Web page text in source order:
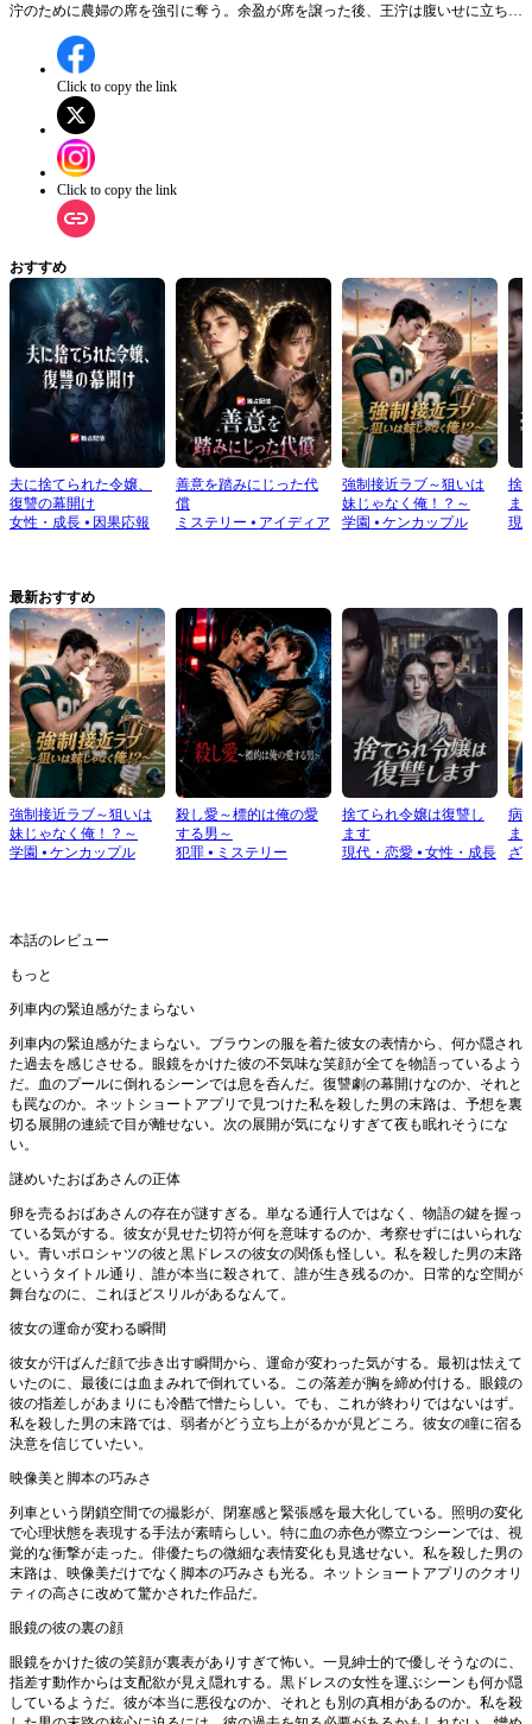
泞のために農婦の席を強引に奪う。余盈が席を譲った後、王泞は腹いせに立ち続
腹部を蹴って殺した。 余盈は、あの高速鉄道の場面にタイムリープする。彼女
はその農婦がマフィアの妻であることを知っており、最初は冷たく見ていたが、
やがて席を譲り、陸妄に警告する。しかし陸妄は聞かず、農婦を侮辱する。その
直後、駆けつけたマフィアのボスが激怒する。 その後の騒動の中で、農婦はグ
ループ会長である息子のもとへ向かう。会長は余盈の助力に感謝し、彼女の母親
の治療と会社への出資を手配する。陸妄は自らを投資家と偽るが、最終的に嘘が
暴かれ、身の破滅と足の骨折を招く。王泞もまた自らの悪行の報いを受ける。
Click to copy the link
Click to copy the link
おすすめ
夫に捨てられた令嬢、
復讐の幕開け
女性・成長 ⦁ 因果応報
善意を踏みにじった代
償
ミステリー ⦁ アイディア
強制接近ラブ～狙いは
妹じゃなく俺！？～
学園 ⦁ ケンカップル
捨
ま
現
最新おすすめ
強制接近ラブ～狙いは
妹じゃなく俺！？～
学園 ⦁ ケンカップル
殺し愛～標的は俺の愛
する男～
犯罪⦁ ミステリー
捨てられ令嬢は復讐し
ます
現代・恋愛⦁ 女性・成長
病
ま
ざ
本話のレビュー
もっと
列車内の緊迫感がたまらない
列車内の緊迫感がたまらない。ブラウンの服を着た彼女の表情から、何か隠され
た過去を感じさせる。眼鏡をかけた彼の不気味な笑顔が全てを物語っているよう
だ。血のプールに倒れるシーンでは息を呑んだ。復讐劇の幕開けなのか、それと
も罠なのか。ネットショートアプリで見つけた私を殺した男の末路は、予想を裏
切る展開の連続で目が離せない。次の展開が気になりすぎて夜も眠れそうにな
い。
謎めいたおばあさんの正体
卵を売るおばあさんの存在が謎すぎる。単なる通行人ではなく、物語の鍵を握っ
ている気がする。彼女が見せた切符が何を意味するのか、考察せずにはいられな
い。青いポロシャツの彼と黒ドレスの彼女の関係も怪しい。私を殺した男の末路
というタイトル通り、誰が本当に殺されて、誰が生き残るのか。日常的な空間が
舞台なのに、これほどスリルがあるなんて。
彼女の運命が変わる瞬間
彼女が汗ばんだ顔で歩き出す瞬間から、運命が変わった気がする。最初は怯えて
いたのに、最後には血まみれで倒れている。この落差が胸を締め付ける。眼鏡の
彼の指差しがあまりにも冷酷で憎たらしい。でも、これが終わりではないはず。
私を殺した男の末路では、弱者がどう立ち上がるかが見どころ。彼女の瞳に宿る
決意を信じていたい。
映像美と脚本の巧みさ
列車という閉鎖空間での撮影が、閉塞感と緊張感を最大化している。照明の変化
で心理状態を表現する手法が素晴らしい。特に血の赤色が際立つシーンでは、視
覚的な衝撃が走った。俳優たちの微細な表情変化も見逃せない。私を殺した男の
末路は、映像美だけでなく脚本の巧みさも光る。ネットショートアプリのクオリ
ティの高さに改めて驚かされた作品だ。
眼鏡の彼の裏の顔
眼鏡をかけた彼の笑顔が裏表がありすぎて怖い。一見紳士的で優しそうなのに、
指差す動作からは支配欲が見え隠れする。黒ドレスの女性を運ぶシーンも何か隠
しているようだ。彼が本当に悪役なのか、それとも別の真相があるのか。私を殺